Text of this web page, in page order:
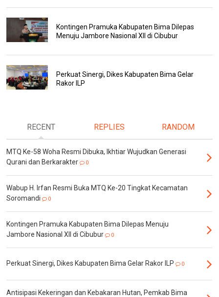
Kontingen Pramuka Kabupaten Bima Dilepas
Menuju Jambore Nasional XII di Cibubur
Perkuat Sinergi, Dikes Kabupaten Bima Gelar
Rakor ILP
RECENT REPLIES RANDOM
MTQ Ke-58 Woha Resmi Dibuka, Ikhtiar Wujudkan Generasi
Qurani dan Berkarakter
0
Wabup H. Irfan Resmi Buka MTQ Ke-20 Tingkat Kecamatan
Soromandi
0
Kontingen Pramuka Kabupaten Bima Dilepas Menuju
Jambore Nasional XII di Cibubur
0
Perkuat Sinergi, Dikes Kabupaten Bima Gelar Rakor ILP 0
Antisipasi Kekeringan dan Kebakaran Hutan, Pemkab Bima